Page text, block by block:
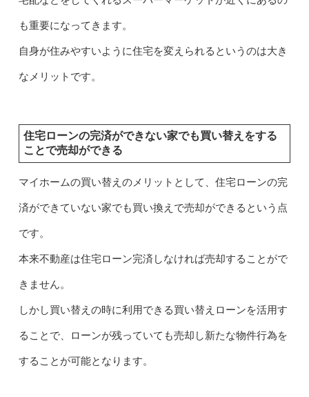
も重要になってきます。
自身が住みやすいように住宅を変えられるというのは大き
なメリットです。
住宅ローンの完済ができない家でも買い替えをする
ことで売却ができる
マイホームの買い替えのメリットとして、住宅ローンの完
済ができていない家でも買い換えで売却ができるという点
です。
本来不動産は住宅ローン完済しなければ売却することがで
きません。
しかし買い替えの時に利用できる買い替えローンを活用す
ることで、ローンが残っていても売却し新たな物件行為を
することが可能となります。